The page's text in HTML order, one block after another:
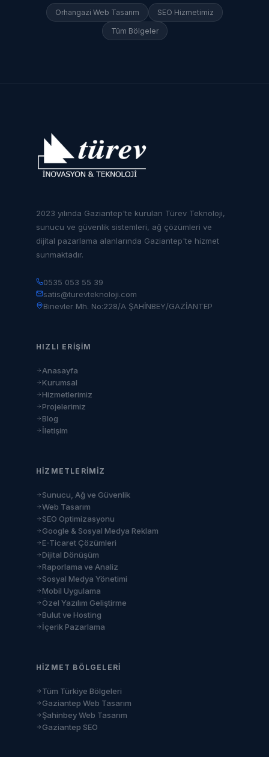
Orhangazi Web Tasarım SEO Hizmetimiz
Tüm Bölgeler
2023 yılında Gaziantep'te kurulan Türev Teknoloji,
sunucu ve güvenlik sistemleri, ağ çözümleri ve
dijital pazarlama alanlarında Gaziantep'te hizmet
sunmaktadır.
0535 053 55 39
satis@turevteknoloji.com
Binevler Mh. No:228/A ŞAHİNBEY/GAZİANTEP
HIZLI ERIŞIM
Anasayfa
Kurumsal
Hizmetlerimiz
Projelerimiz
Blog
İletişim
HIZMETLERIMIZ
Sunucu, Ağ ve Güvenlik
Web Tasarım
SEO Optimizasyonu
Google & Sosyal Medya Reklam
E-Ticaret Çözümleri
Dijital Dönüşüm
Raporlama ve Analiz
Sosyal Medya Yönetimi
Mobil Uygulama
Özel Yazılım Geliştirme
Bulut ve Hosting
İçerik Pazarlama
HIZMET BÖLGELERI
Tüm Türkiye Bölgeleri
Gaziantep Web Tasarım
Şahinbey Web Tasarım
Gaziantep SEO